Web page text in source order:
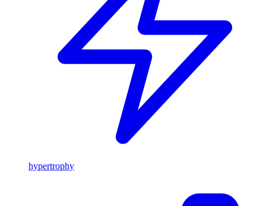
hypertrophy